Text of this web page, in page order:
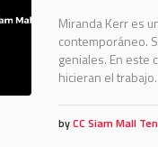
Miranda Kerr es
contemporáneo.
geniales. En este
hicieran el
byCC Siam Mall